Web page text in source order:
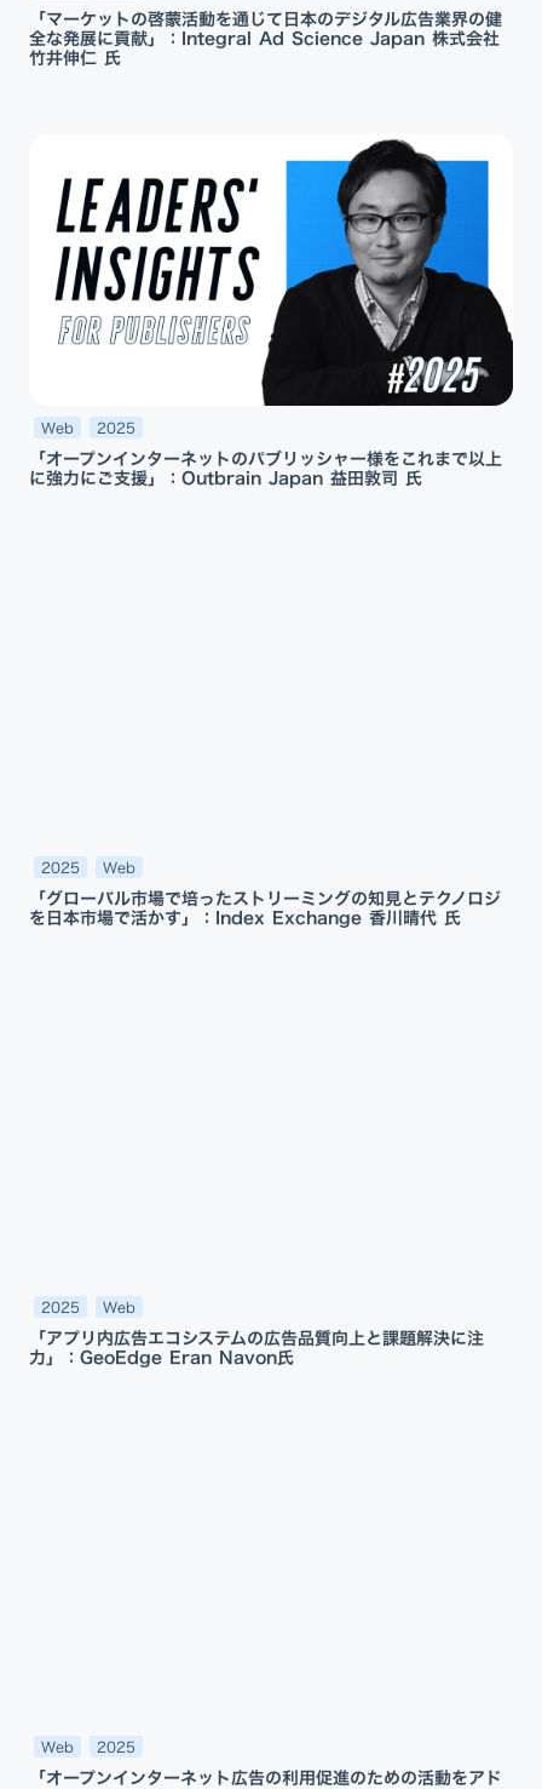
「マーケットの啓蒙活動を通じて日本のデジタル広告業界の健
全な発展に貢献」：Integral Ad Science Japan 株式会社
竹井伸仁 氏
Web 2025
「オープンインターネットのパブリッシャー様をこれまで以上
に強力にご支援」：Outbrain Japan 益田敦司 氏
2025 Web
「グローバル市場で培ったストリーミングの知見とテクノロジ
を日本市場で活かす」：Index Exchange 香川晴代 氏
2025 Web
「アプリ内広告エコシステムの広告品質向上と課題解決に注
力」：GeoEdge Eran Navon氏
Web 2025
「オープンインターネット広告の利用促進のための活動をアド